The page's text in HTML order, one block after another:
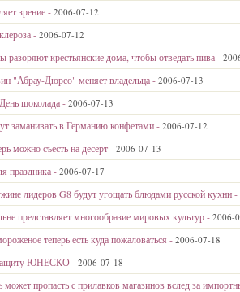
зрение -2006-07-12
- 2006-07-12
крестьянские дома, чтобы отведать пива -
"Абрау-Дюрсо" меняет владельца - 2006-07-13
шоколада - 2006-07-13
заманивать в Германию конфетами - 2006-07-12
можно съесть на десерт -2006-07-13
праздника - 2006-07-17
лидеров G8 будут угощать блюдами русской кухни -
представляет многообразие мировых культур - 2006-
теперь есть куда пожаловаться - 2006-07-18
защиту ЮНЕСКО -2006-07-18
может пропасть с прилавков магазинов вслед за